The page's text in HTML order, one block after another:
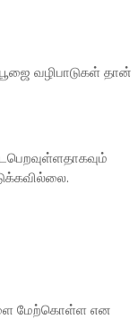
வழிபாடுகள் தான்
மேற்கொள்ள என